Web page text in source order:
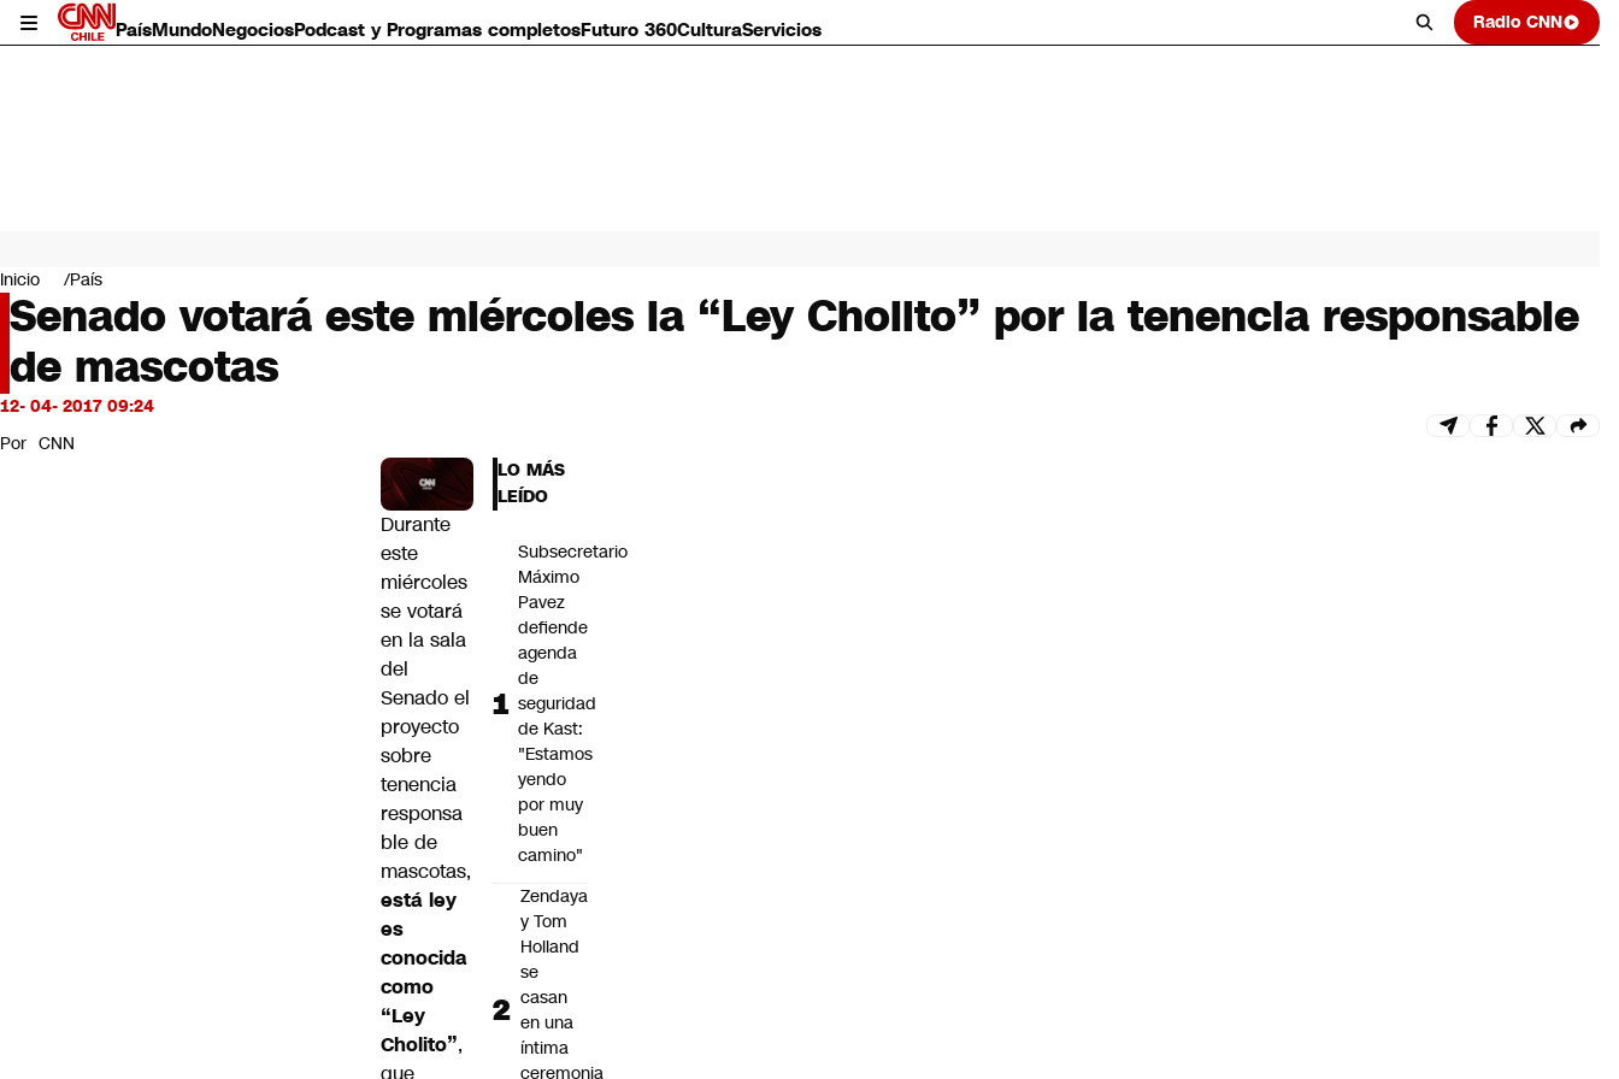
PaísMundoNegociosPodcast y Programas completosFuturo 360CulturaServicios Radio CNN
Mundo
Negocios
Deportes
Programas completos
Cultura
Servicios
Bits
CNN Data
Inicio País
Senado votará este miércoles la “Ley Cholito” por la tenencia responsable
de mascotas
12- 04- 2017 09:24
Por CNN
Durante
este
miércoles
se votará
en la sala
del
Senado el
proyecto
sobre
tenencia
responsa
ble de
mascotas,
está ley
es
conocida
como
“Ley
Cholito”,
que
LO MÁS
LEÍDO
Subsecretario
Máximo
Pavez
defiende
agenda
de
seguridad
de Kast:
"Estamos
yendo
por muy
buen
camino"
Zendaya
y Tom
Holland
se
casan
en una
íntima
ceremonia